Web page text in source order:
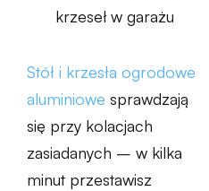
krzeseł w garażu
Stół i krzesła ogrodowe
aluminiowe sprawdzają
się przy kolacjach
zasiadanych – w kilka
minut przestawisz